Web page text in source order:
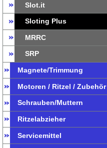
Slot.it
Sloting Plus
MRRC
SRP
Magnete/Trimmung
Motoren / Ritzel / Zubehör
Schrauben/Muttern
Ritzelabzieher
Servicemittel